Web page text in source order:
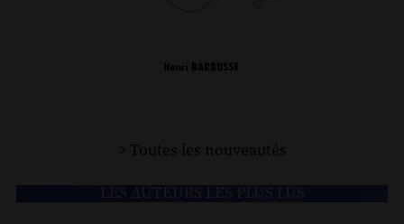
> Toutes les nouveautés